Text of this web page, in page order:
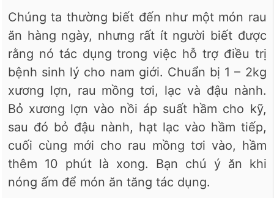
Chúng ta thường biết đến như một món rau
ăn hàng ngày, nhưng rất ít người biết được
rằng nó tác dụng trong việc hỗ trợ điều trị
bệnh sinh lý cho nam giới. Chuẩn bị 1 – 2kg
xương lợn, rau mồng tơi, lạc và đậu nành.
Bỏ xương lợn vào nồi áp suất hầm cho kỹ,
sau đó bỏ đậu nành, hạt lạc vào hầm tiếp,
cuối cùng mới cho rau mồng tơi vào, hầm
thêm 10 phút là xong. Bạn chú ý ăn khi
nóng ấm để món ăn tăng tác dụng.